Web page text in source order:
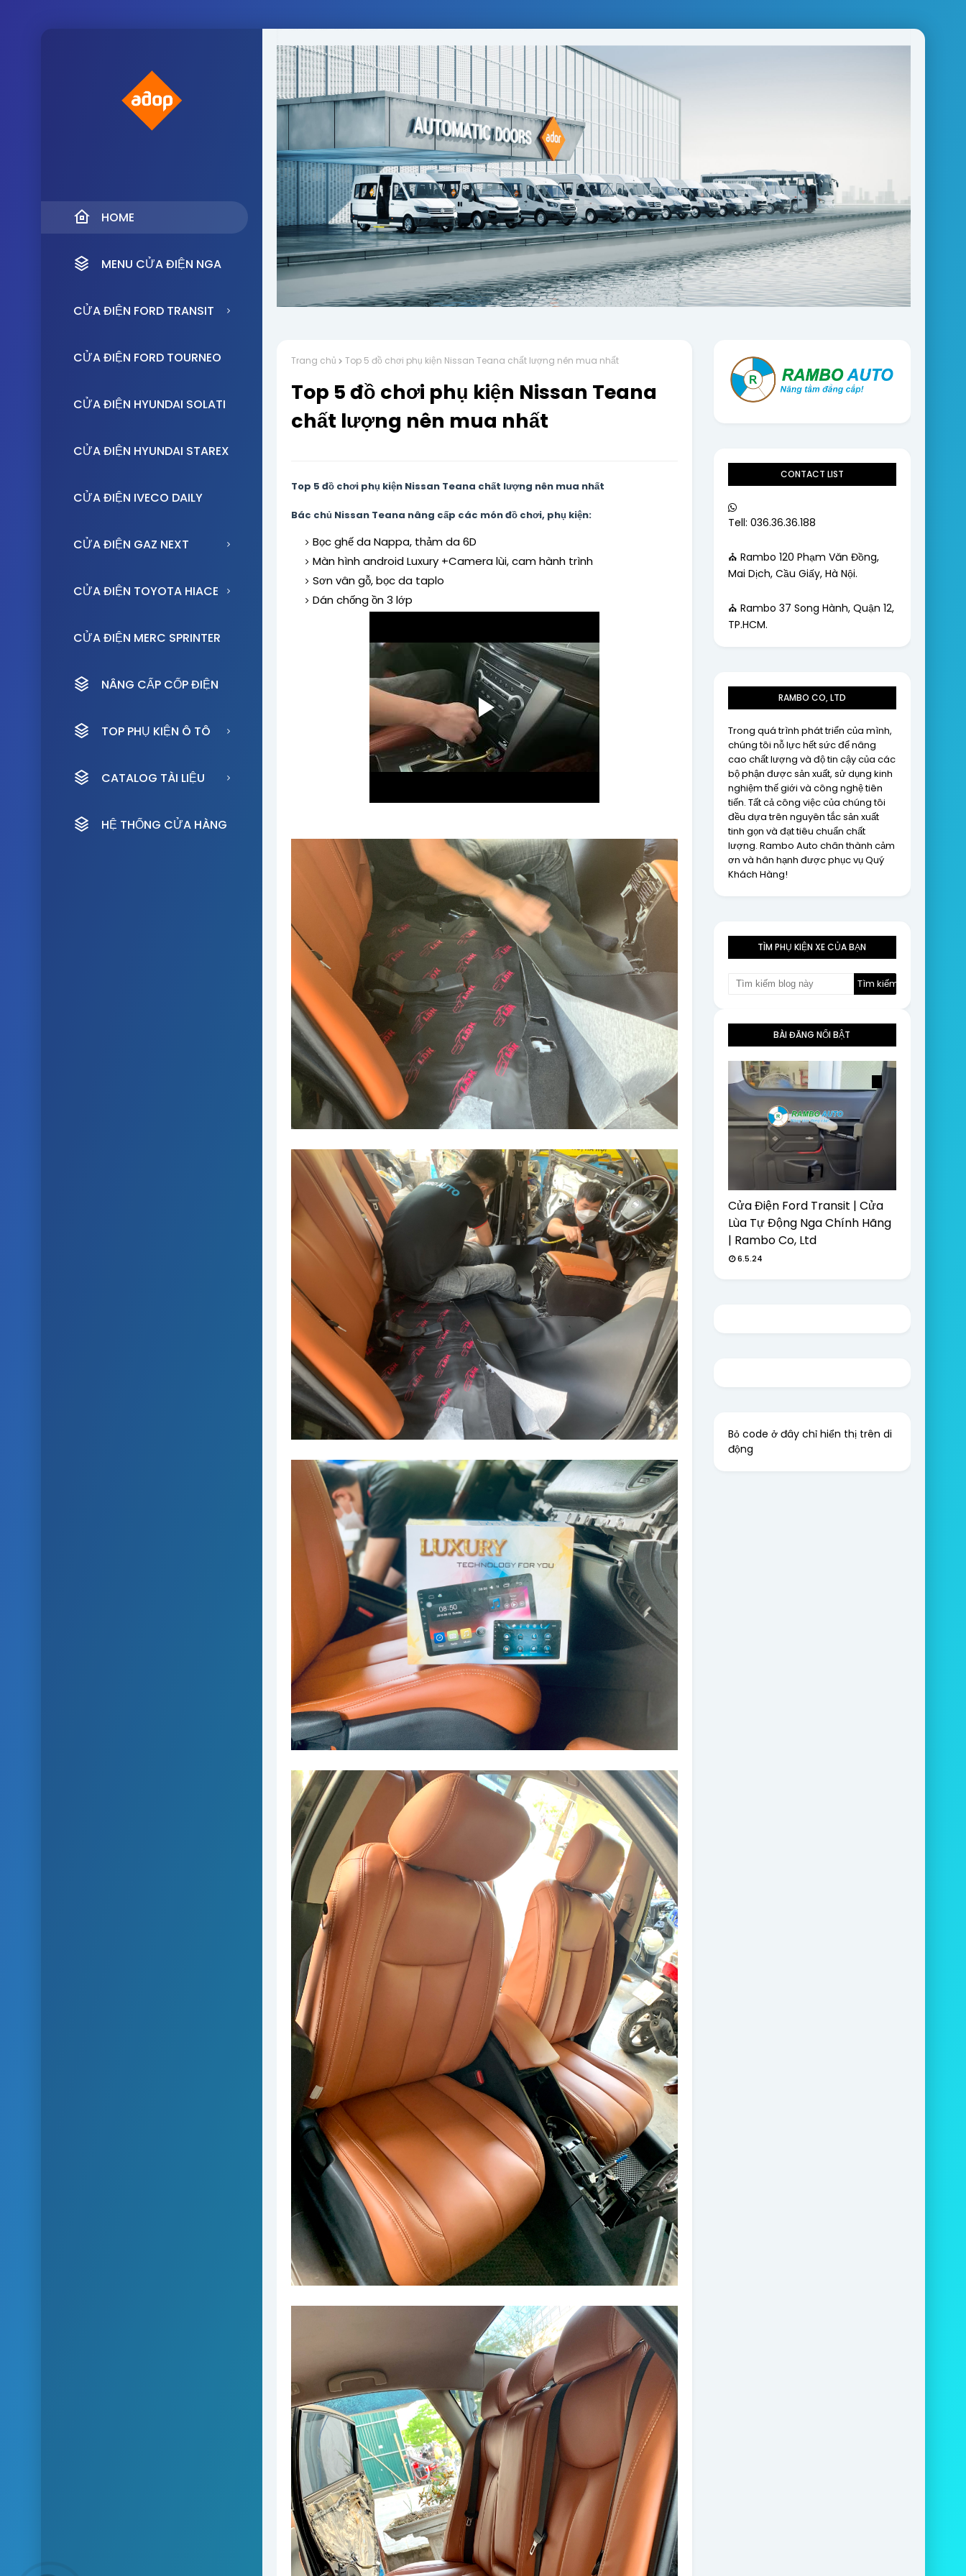
HOME
MENU CỬA ĐIỆN NGA
CỬA ĐIỆN FORD TRANSIT
CỬA ĐIỆN FORD TOURNEO
CỬA ĐIỆN HYUNDAI SOLATI
CỬA ĐIỆN HYUNDAI STAREX
CỬA ĐIỆN IVECO DAILY
CỬA ĐIỆN GAZ NEXT
CỬA ĐIỆN TOYOTA HIACE
CỬA ĐIỆN MERC SPRINTER
NÂNG CẤP CỐP ĐIỆN
TOP PHỤ KIỆN Ô TÔ
CATALOG TÀI LIỆU
HỆ THỐNG CỬA HÀNG
Trang chủ Top 5 đồ chơi phụ kiện Nissan Teana chất lượng nên mua nhất
Top 5 đồ chơi phụ kiện Nissan Teana
chất lượng nên mua nhất
Top 5 đồ chơi phụ kiện Nissan Teana chất lượng nên mua nhất
Bác chủ Nissan Teana nâng cấp các món đồ chơi, phụ kiện:
Bọc ghế da Nappa, thảm da 6D
Màn hình android Luxury +Camera lùi, cam hành trình
Sơn vân gỗ, bọc da taplo
Dán chống ồn 3 lớp
CONTACT LIST
Tell: 036.36.36.188
⛪ Rambo 120 Phạm Văn Đồng,
Mai Dịch, Cầu Giấy, Hà Nội.
⛪ Rambo 37 Song Hành, Quận 12,
TP.HCM.
RAMBO CO, LTD
Trong quá trình phát triển của mình,
chúng tôi nỗ lực hết sức để nâng
cao chất lượng và độ tin cậy của các
bộ phận được sản xuất, sử dụng kinh
nghiệm thế giới và công nghệ tiên
tiến. Tất cả công việc của chúng tôi
đều dựa trên nguyên tắc sản xuất
tinh gọn và đạt tiêu chuẩn chất
lượng. Rambo Auto chân thành cảm
ơn và hân hạnh được phục vụ Quý
Khách Hàng!
TÌM PHỤ KIỆN XE CỦA BẠN
BÀI ĐĂNG NỔI BẬT
Cửa Điện Ford Transit | Cửa
Lùa Tự Động Nga Chính Hãng
| Rambo Co, Ltd
6.5.24
Bỏ code ở đây chỉ hiển thị trên di
động